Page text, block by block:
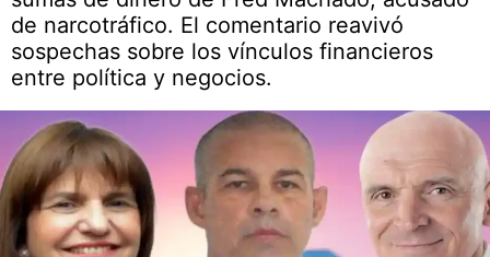
de narcotráfico. El comentario reavivó
sospechas sobre los vínculos financieros
entre política y negocios.